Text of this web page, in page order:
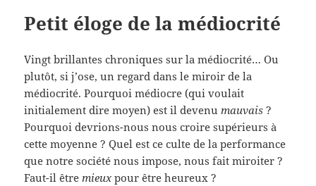
Petit éloge de la médiocrité
Vingt brillantes chroniques sur la médiocrité… Ou
plutôt, si j’ose, un regard dans le miroir de la
médiocrité. Pourquoi médiocre (qui voulait
initialement dire moyen) est il devenumauvais ?
Pourquoi devrions-nous nous croire supérieurs à
cette moyenne ? Quel est ce culte de la performance
que notre société nous impose, nous fait miroiter ?
Faut-il êtremieuxpour être heureux ?